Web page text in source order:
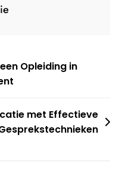
Opleiding in
met Effectieve